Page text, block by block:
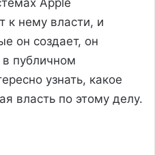
к нему власти, и
он создает, он
публичном
узнать, какое
власть по этому делу.